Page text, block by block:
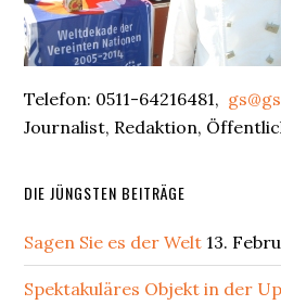
Telefon: 0511-64216481,
Journalist, Redaktion,
DIE JÜNGSTEN BEITRÄGE
Sagen Sie es der Welt 13.
Spektakuläres Objekt in der